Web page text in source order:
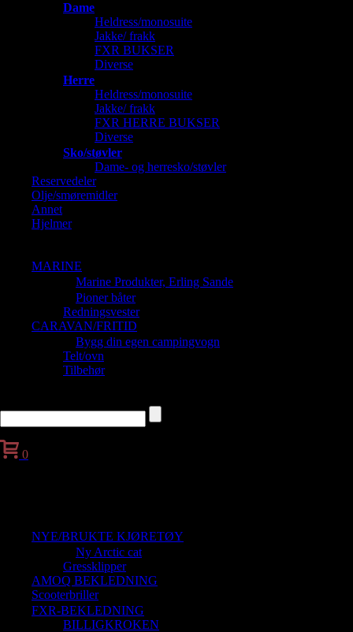
Dame
Heldress/monosuite
Jakke/ frakk
FXR BUKSER
Diverse
Herre
Heldress/monosuite
Jakke/ frakk
FXR HERRE BUKSER
Diverse
Sko/støvler
Dame- og herresko/støvler
Reservedeler
Olje/smøremidler
Annet
Hjelmer
MARINE
Marine Produkter, Erling Sande
Pioner båter
Redningsvester
CARAVAN/FRITID
Bygg din egen campingvogn
Telt/ovn
Tilbehør
0
NYE/BRUKTE KJØRETØY
Ny Arctic cat
Gressklipper
AMOQ BEKLEDNING
Scooterbriller
FXR-BEKLEDNING
BILLIGKROKEN